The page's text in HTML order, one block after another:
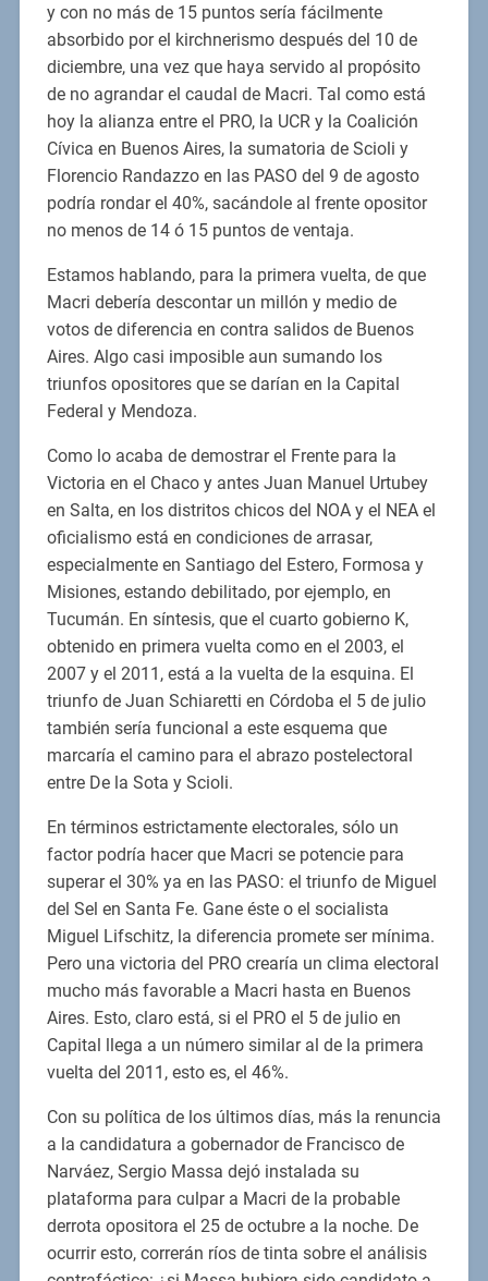
y con no más de 15 puntos sería fácilmente
absorbido por el kirchnerismo después del 10 de
diciembre, una vez que haya servido al propósito
de no agrandar el caudal de Macri. Tal como está
hoy la alianza entre el PRO, la UCR y la Coalición
Cívica en Buenos Aires, la sumatoria de Scioli y
Florencio Randazzo en las PASO del 9 de agosto
podría rondar el 40%, sacándole al frente opositor
no menos de 14 ó 15 puntos de ventaja.
Estamos hablando, para la primera vuelta, de que
Macri debería descontar un millón y medio de
votos de diferencia en contra salidos de Buenos
Aires. Algo casi imposible aun sumando los
triunfos opositores que se darían en la Capital
Federal y Mendoza.
Como lo acaba de demostrar el Frente para la
Victoria en el Chaco y antes Juan Manuel Urtubey
en Salta, en los distritos chicos del NOA y el NEA el
oficialismo está en condiciones de arrasar,
especialmente en Santiago del Estero, Formosa y
Misiones, estando debilitado, por ejemplo, en
Tucumán. En síntesis, que el cuarto gobierno K,
obtenido en primera vuelta como en el 2003, el
2007 y el 2011, está a la vuelta de la esquina. El
triunfo de Juan Schiaretti en Córdoba el 5 de julio
también sería funcional a este esquema que
marcaría el camino para el abrazo postelectoral
entre De la Sota y Scioli.
En términos estrictamente electorales, sólo un
factor podría hacer que Macri se potencie para
superar el 30% ya en las PASO: el triunfo de Miguel
del Sel en Santa Fe. Gane éste o el socialista
Miguel Lifschitz, la diferencia promete ser mínima.
Pero una victoria del PRO crearía un clima electoral
mucho más favorable a Macri hasta en Buenos
Aires. Esto, claro está, si el PRO el 5 de julio en
Capital llega a un número similar al de la primera
vuelta del 2011, esto es, el 46%.
Con su política de los últimos días, más la renuncia
a la candidatura a gobernador de Francisco de
Narváez, Sergio Massa dejó instalada su
plataforma para culpar a Macri de la probable
derrota opositora el 25 de octubre a la noche. De
ocurrir esto, correrán ríos de tinta sobre el análisis